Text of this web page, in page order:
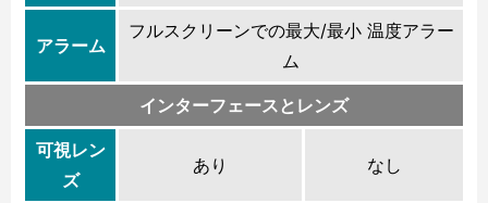
アラーム
フルスクリーンでの最大/最小 温度アラー
ム
インターフェースとレンズ
可視レン
ズ
あり なし